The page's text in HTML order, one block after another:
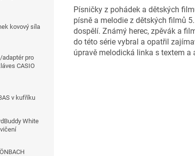
kovový síla
adaptér pro
CASIO
v kufříku
White
Písničky z pohádek a dětských
písně a melodie z dětských filmů
dospělí. Známý herec, zpěvák a
do této série vybral a opatřil
úpravě melodická linka s textem a